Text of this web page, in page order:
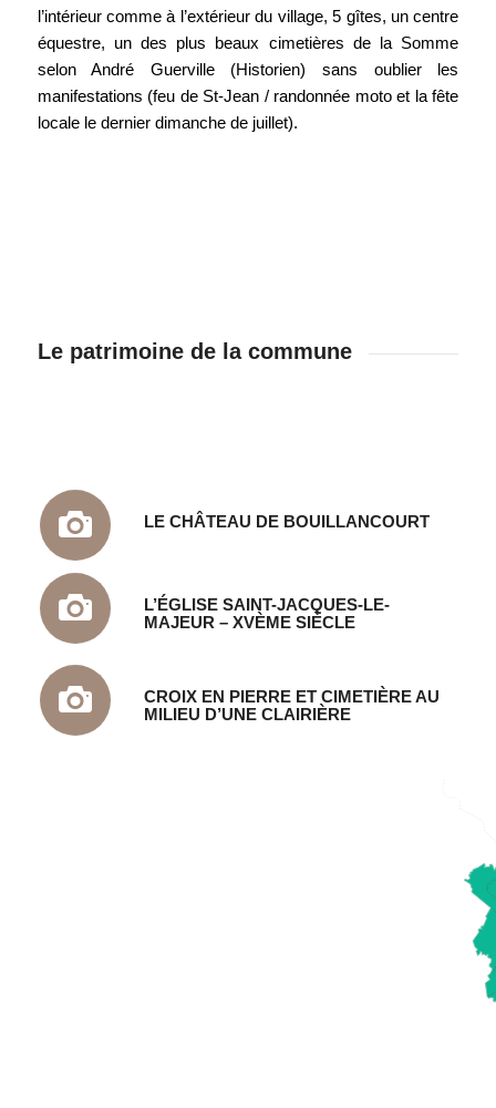
l’intérieur comme à l’extérieur du village, 5 gîtes, un centre
équestre, un des plus beaux cimetières de la Somme
selon André Guerville (Historien) sans oublier les
manifestations (feu de St-Jean / randonnée moto et la fête
locale le dernier dimanche de juillet).
Le patrimoine de la commune
LE CHÂTEAU DE BOUILLANCOURT
L’ÉGLISE SAINT-JACQUES-LE-
MAJEUR – XVÈME SIÈCLE
CROIX EN PIERRE ET CIMETIÈRE AU
MILIEU D’UNE CLAIRIÈRE